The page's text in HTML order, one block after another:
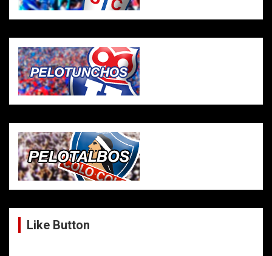
Like Button